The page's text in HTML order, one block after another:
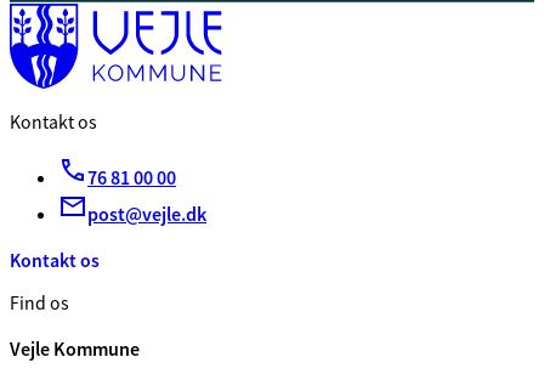
Kontakt os
76 81 00 00
post@vejle.dk
Kontakt os
Find os
Vejle Kommune